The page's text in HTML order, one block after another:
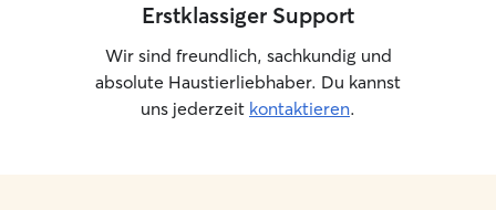
Erstklassiger Support
Wir sind freundlich, sachkundig und
absolute Haustierliebhaber. Du kannst
uns jederzeit kontaktieren.